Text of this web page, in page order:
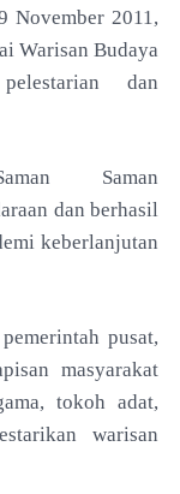
November 2011,
Warisan Budaya
dan
Saman
dan berhasil
keberlanjutan
pusat,
masyarakat
tokoh adat,
warisan